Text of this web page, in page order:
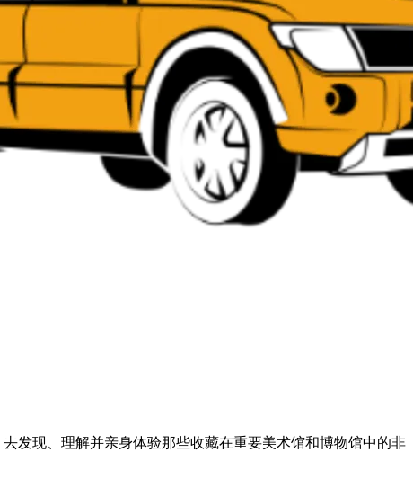
发现、理解并亲身体验那些收藏在重要美术馆和博物馆中的非